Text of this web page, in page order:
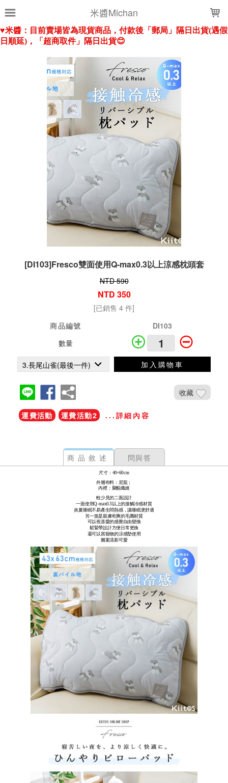
米醬Michan
[DI103]Fresco雙面使用Q-max0.3以上涼感枕頭套
NTD 590
NTD 350
[已銷售 4 件]
商品編號
DI103
數量
加入購物車
收藏
運費活動 運費活動2 ...詳細內容
商品敘述 問與答